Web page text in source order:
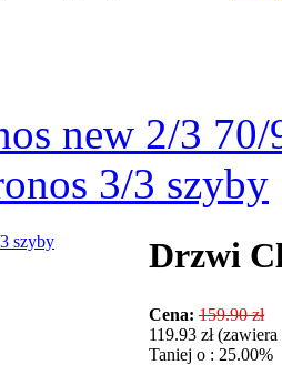
new 2/3
3/3 szyby
Drzwi
Cena: 159.90 zł
119.93 zł
Taniej o : 25.00%